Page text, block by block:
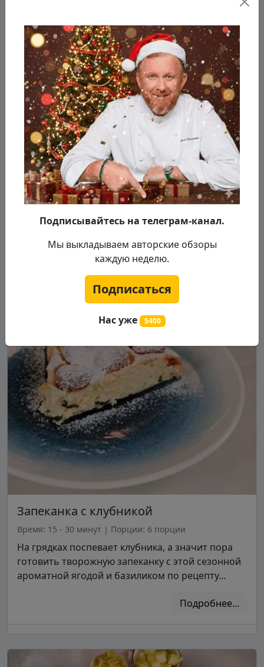
Ленивые ватрушки
Время: 15 - 30 минут | Порции: 4 порции
Встречайте, новый рецепт от Шефа на скорую
руку! В этот раз готовим ленивые хрустящие
ватрушки с творогом и фисташками!
Подробнее...
Запеканка с клубникой
Время: 15 - 30 минут | Порции: 6 порции
На грядках поспевает клубника, а значит пора
готовить творожную запеканку с этой сезонной
ароматной ягодой и базиликом по рецепту...
Подробнее...
Подписывайтесь на телеграм-канал.
Мы выкладываем авторские обзоры
каждую неделю.
Подписаться
Нас уже 5400